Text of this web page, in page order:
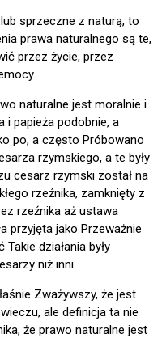
sprzeczne z naturą, to
prawa naturalnego są te,
przez życie, przez
naturalne jest moralnie i
i papieża podobnie, a
po, a często Próbowano
rzymskiego, a te były
cesarz rzymski został na
rzeźnika, zamknięty z
rzeźnika aż ustawa
przyjęta jako Przeważnie
działania były
niż inni.
Zważywszy, że jest
ale definicja ta nie
że prawo naturalne jest